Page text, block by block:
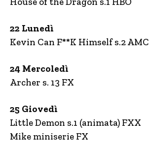
22 Lunedì
Kevin Can F**K Himself s.2 AMC
24 Mercoledì
Archer s. 13 FX
25 Giovedì
Little Demon s.1 (animata) FXX
Mike miniserie FX